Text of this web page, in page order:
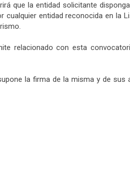
que la entidad solicitante
entidad reconocida en la
relacionado con esta
la firma de la misma y de sus